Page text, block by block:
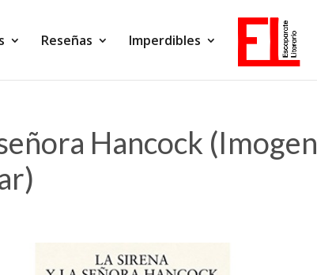
Reseñas Imperdibles
Hancock (Imogen